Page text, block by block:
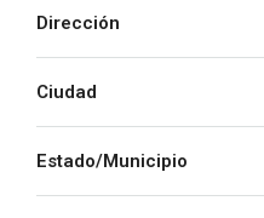
Dirección
Ciudad
Estado/Municipio